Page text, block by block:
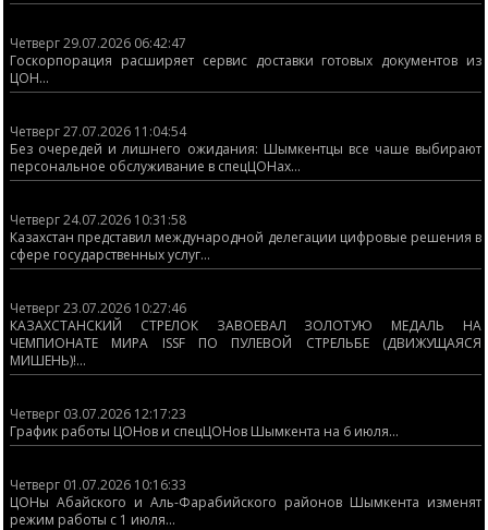
Четверг 29.07.2026 06:42:47
Госкорпорация расширяет сервис доставки готовых документов из
ЦОН...
Четверг 27.07.2026 11:04:54
Без очередей и лишнего ожидания: Шымкентцы все чаше выбирают
персональное обслуживание в спецЦОНах...
Четверг 24.07.2026 10:31:58
Казахстан представил международной делегации цифровые решения в
сфере государственных услуг...
Четверг 23.07.2026 10:27:46
КАЗАХСТАНСКИЙ СТРЕЛОК ЗАВОЕВАЛ ЗОЛОТУЮ МЕДАЛЬ НА
ЧЕМПИОНАТЕ МИРА ISSF ПО ПУЛЕВОЙ СТРЕЛЬБЕ (ДВИЖУЩАЯСЯ
МИШЕНЬ)!...
Четверг 03.07.2026 12:17:23
График работы ЦОНов и спецЦОНов Шымкента на 6 июля...
Четверг 01.07.2026 10:16:33
ЦОНы Абайского и Аль-Фарабийского районов Шымкента изменят
режим работы с 1 июля...